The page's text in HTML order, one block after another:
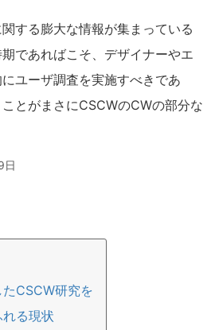
i
g
i
する膨大な情報が集まっている
であればこそ、デザイナーやエ
ユーザ調査を実施すべきであ
とがまさにCSCWのCWの部分な
日
CSCW研究を
る現状